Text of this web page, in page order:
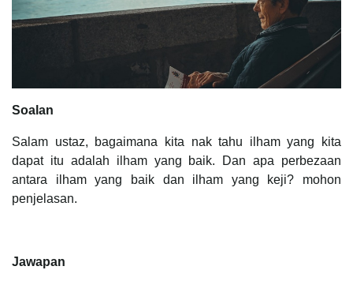
Soalan
Salam ustaz, bagaimana kita nak tahu ilham yang kita
dapat itu adalah ilham yang baik. Dan apa perbezaan
antara ilham yang baik dan ilham yang keji? mohon
penjelasan.
Jawapan